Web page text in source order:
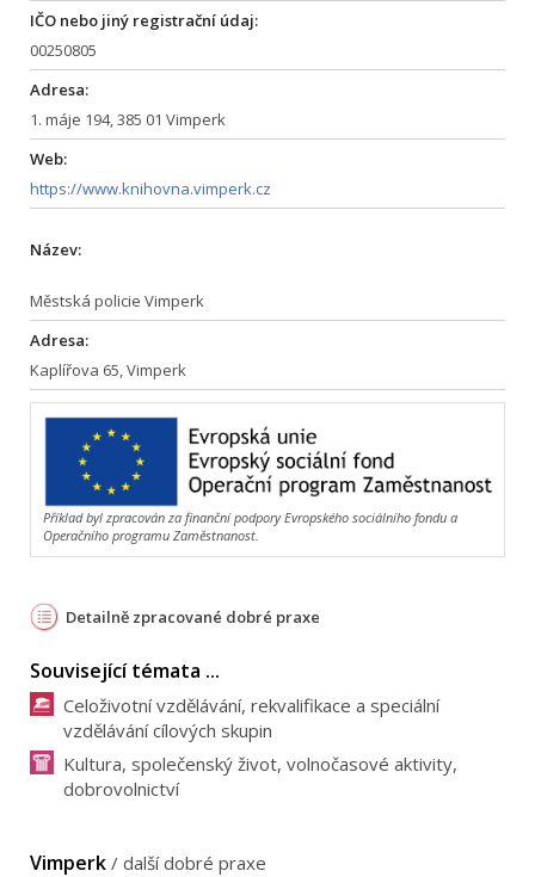
IČO nebo jiný registrační údaj:
00250805
Adresa:
1. máje 194, 385 01 Vimperk
Web:
https://www.knihovna.vimperk.cz
Název:
Městská policie Vimperk
Adresa:
Kaplířova 65, Vimperk
Příklad byl zpracován za finanční podpory Evropského sociálního fondu a
Operačního programu Zaměstnanost.
Detailně zpracované dobré praxe
Související témata ...
Celoživotní vzdělávání, rekvalifikace a speciální
vzdělávání cílových skupin
Kultura, společenský život, volnočasové aktivity,
dobrovolnictví
Vimperk / další dobré praxe